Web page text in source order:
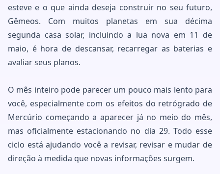
esteve e o que ainda deseja construir no seu futuro,
Gêmeos. Com muitos planetas em sua décima
segunda casa solar, incluindo a lua nova em 11 de
maio, é hora de descansar, recarregar as baterias e
avaliar seus planos.
O mês inteiro pode parecer um pouco mais lento para
você, especialmente com os efeitos do retrógrado de
Mercúrio começando a aparecer já no meio do mês,
mas oficialmente estacionando no dia 29. Todo esse
ciclo está ajudando você a revisar, revisar e mudar de
direção à medida que novas informações surgem.